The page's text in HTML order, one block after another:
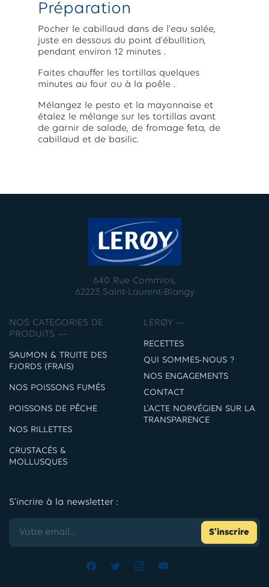
Préparation
Pocher le cabillaud dans de l'eau salée,
juste en dessous du point d'ébullition,
pendant environ 12 minutes .
Faites chauffer les tortillas quelques
minutes au four ou à la poêle .
Mélangez le pesto et la mayonnaise et
étalez le mélange sur les tortillas avant
de garnir de salade, de fromage feta, de
cabillaud et de basilic.
640 Rue Commios,
62223 Saint-Laurent-Blangy
NOS CATEGORIES DE
PRODUITS —
SAUMON & TRUITE DES
FJORDS (FRAIS)
NOS POISSONS FUMÉS
POISSONS DE PÊCHE
NOS RILLETTES
CRUSTACÉS &
MOLLUSQUES
LERØY —
RECETTES
QUI SOMMES-NOUS ?
NOS ENGAGEMENTS
CONTACT
L’ACTE NORVÉGIEN SUR LA
TRANSPARENCE
S'incrire à la newsletter :
S'inscrire